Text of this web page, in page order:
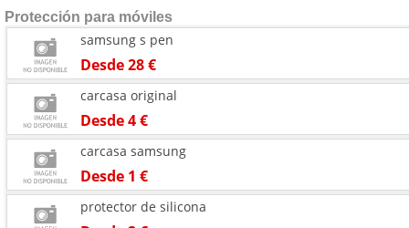
Protección para móviles
Desde 28 €
samsung s pen
Desde 4 €
carcasa original
Desde 1 €
carcasa samsung
protector de silicona